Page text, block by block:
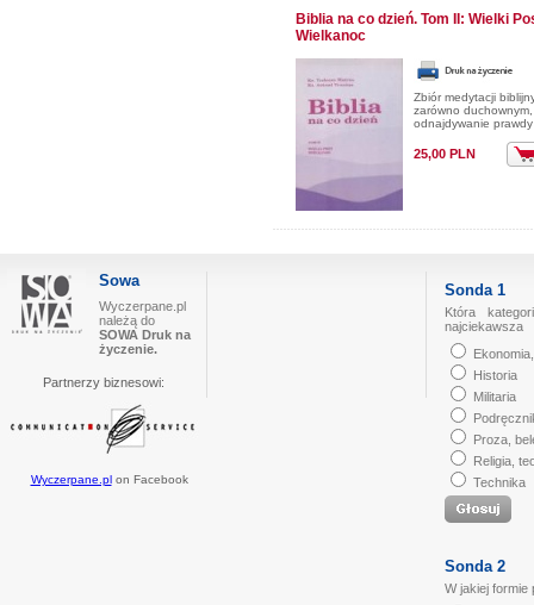
Biblia na co dzień. Tom II: Wielki
Wielkanoc
Zbiór medytacji
zarówno
odnajdywanie
25,00 PLN
Sowa
Wyczerpane.pl
należą do
SOWA Druk na
życzenie.
Partnerzy biznesowi:
Wyczerpane.plon Facebook
Sonda 1
Która
najciekawsza
Historia
Militaria
Proza,
Religia,
Technika
Sonda 2
W jakiej formie